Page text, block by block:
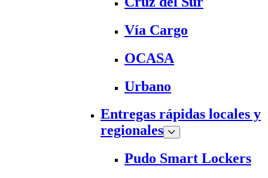
Vía Cargo
OCASA
Urbano
Entregas rápidas locales y
regionales
Pudo Smart Lockers